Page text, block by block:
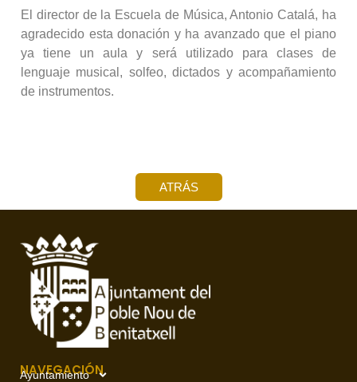
El director de la Escuela de Música, Antonio Catalá, ha
agradecido esta donación y ha avanzado que el piano
ya tiene un aula y será utilizado para clases de
lenguaje musical, solfeo, dictados y acompañamiento
de instrumentos.
ATRÁS
NAVEGACIÓN
Ayuntamiento